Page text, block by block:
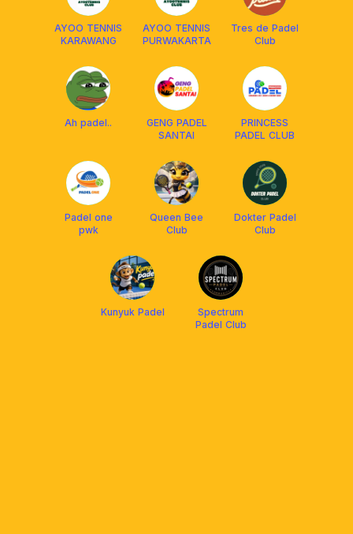
AYOO TENNIS
KARAWANG
AYOO TENNIS
PURWAKARTA
Tres de Padel
Club
Ah padel..
GENG PADEL
SANTAI
PRINCESS
PADEL CLUB
Padel one
pwk
Queen Bee
Club
Dokter Padel
Club
Kunyuk Padel
Spectrum
Padel Club